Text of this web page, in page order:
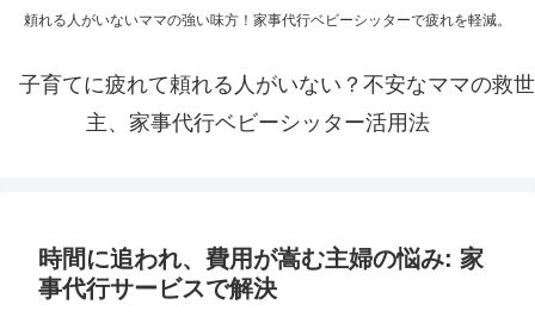
頼れる人がいないママの強い味方！家事代行ベビーシッターで疲れを軽減。
子育てに疲れて頼れる人がいない？不安なママの救世
主、家事代行ベビーシッター活用法
時間に追われ、費用が嵩む主婦の悩み: 家
事代行サービスで解決